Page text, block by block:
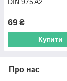
DIN 975 A2
69 ₴
Купити
Про нас